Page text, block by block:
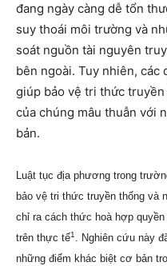
đang ngày càng dễ tổn
suy thoái môi trường và
soát nguồn tài nguyên
bên ngoài. Tuy nhiên,
giúp bảo vệ tri thức
của chúng mâu thuẫn với
bản.
Luật tục địa phương trong
bảo vệ tri thức truyền thống và
chỉ ra cách thức hoà hợp
trên thực tế1 . Nghiên cứu này
những điểm khác biệt cơ bản